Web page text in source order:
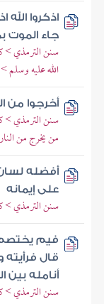
اذكروا الله
جاء الموت
سنن الترمذي >
الله عليه وسلم
أخرجوا من
سنن الترمذي >
من يخرج من
أفضله
على إيمانه
سنن الترمذي >
فيم يختصم
قال
أنامله بين
سنن الترمذي